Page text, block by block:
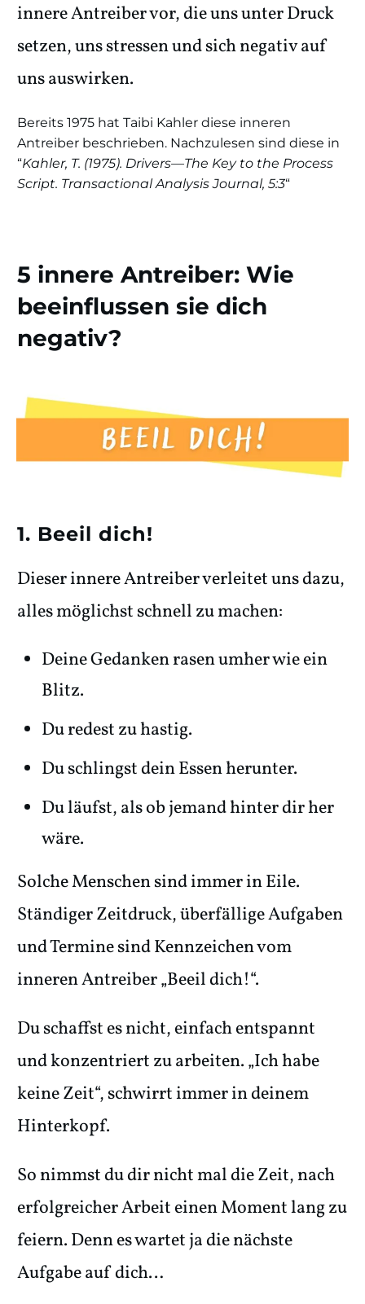
innere Antreiber vor, die uns unter Druck
setzen, uns stressen und sich negativ auf
uns auswirken.
Bereits 1975 hat Taibi Kahler diese inneren
Antreiber beschrieben. Nachzulesen sind diese in
“Kahler, T. (1975). Drivers—The Key to the Process
Script. Transactional Analysis Journal, 5:3“
5 innere Antreiber: Wie
beeinflussen sie dich
negativ?
1. Beeil dich!
Dieser innere Antreiber verleitet uns dazu,
alles möglichst schnell zu machen:
Deine Gedanken rasen umher wie ein
Blitz.
Du redest zu hastig.
Du schlingst dein Essen herunter.
Du läufst, als ob jemand hinter dir her
wäre.
Solche Menschen sind immer in Eile.
Ständiger Zeitdruck, überfällige Aufgaben
und Termine sind Kennzeichen vom
inneren Antreiber „Beeil dich!“.
Du schaffst es nicht, einfach entspannt
und konzentriert zu arbeiten. „Ich habe
keine Zeit“, schwirrt immer in deinem
Hinterkopf.
So nimmst du dir nicht mal die Zeit, nach
erfolgreicher Arbeit einen Moment lang zu
feiern. Denn es wartet ja die nächste
Aufgabe auf dich…